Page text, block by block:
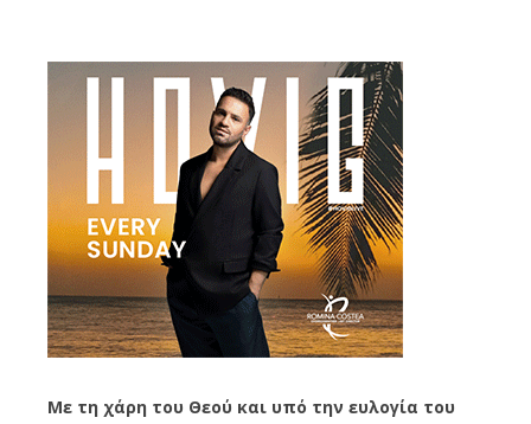
Με τη χάρη του Θεού και υπό την ευλογία του